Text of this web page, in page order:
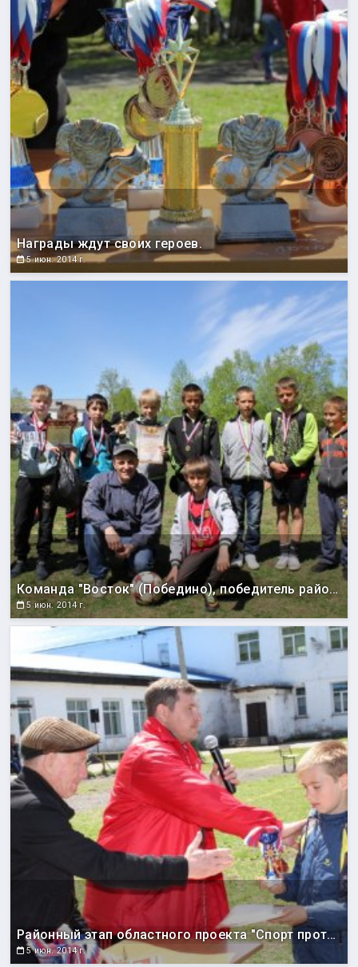
Награды ждут своих героев.
5 июн. 2014 г.
Команда "Восток" (Победино), победитель районного этапа областного проекта "Спорт против подворотни".
5 июн. 2014 г.
Районный этап областного проекта "Спорт против подворотни"
5 июн. 2014 г.